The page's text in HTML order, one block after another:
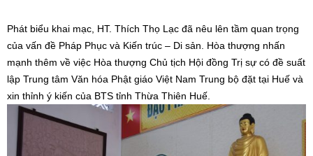
Phát biểu khai mạc, HT. Thích Thọ Lạc đã nêu lên tầm quan trọng
của vấn đề Pháp Phục và Kiến trúc – Di sản. Hòa thượng nhấn
mạnh thêm về việc Hòa thượng Chủ tịch Hội đồng Trị sự có đề suất
lập Trung tâm Văn hóa Phật giáo Việt Nam Trung bộ đặt tại Huế và
xin thỉnh ý kiến của BTS tỉnh Thừa Thiên Huế.